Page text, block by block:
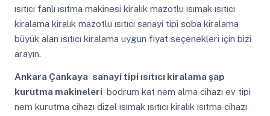
ısıtıcı fanlı ısıtma makinesi kiralık mazotlu ısımak ısıtıcı
kiralama kiralık mazotlu ısıtıcı sanayi tipi soba kiralama
büyük alan ısıtıcı kiralama uygun fiyat seçenekleri için bizi
arayın.
Ankara Çankaya sanayi tipi ısıtıcı kiralama şap
kurutma makineleri bodrum kat nem alma cihazı ev tipi
nem kurutma cihazı dizel ısımak ısıtıcı kiralık ısıtma cihazı